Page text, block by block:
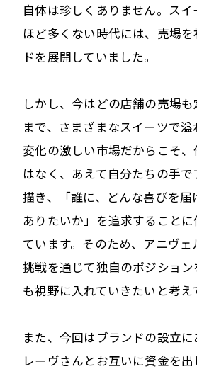
自体は珍しくありません。ス
ほど多くない時代には、売場
ドを展開していました。
しかし、今はどの店舗の売場
まで、さまざまなスイーツで
変化の激しい市場だからこそ
はなく、あえて自分たちの手
描き、「誰に、どんな喜びを届
ありたいか」を追求すること
ています。そのため、アニヴ
挑戦を通じて独自のポジショ
も視野に入れていきたいと考え
また、今回はブランドの設立
レーヴさんとお互いに資金を